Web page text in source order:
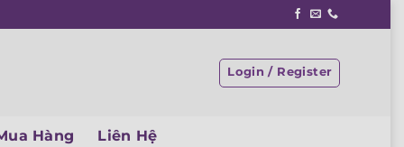
Login / Register
Hàng Liên Hệ